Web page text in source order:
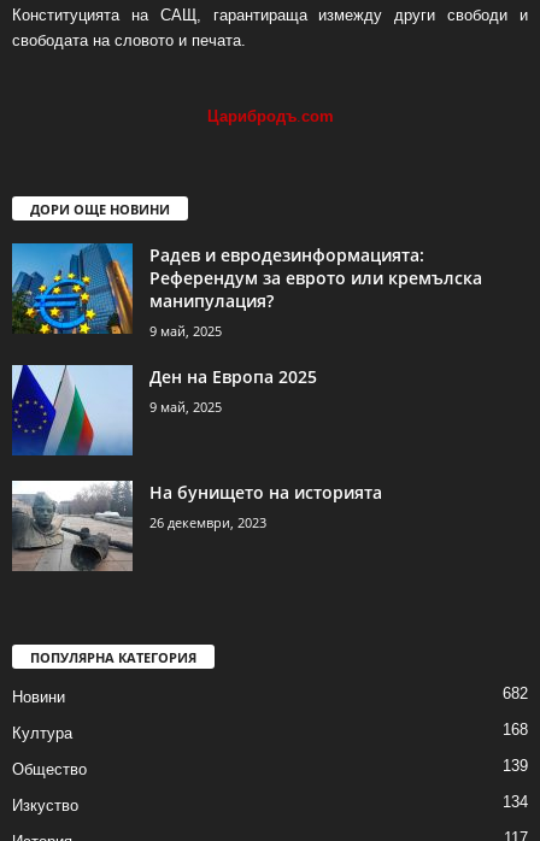
Конституцията на САЩ, гарантираща измежду други свободи и
свободата на словото и печата.
Царибродъ. com
ДОРИ ОЩЕ НОВИНИ
Радев и евродезинформацията:
Референдум за еврото или кремълска
манипулация?
9 май, 2025
Ден на Европа 2025
9 май, 2025
На бунището на историята
26 декември, 2023
ПОПУЛЯРНА КАТЕГОРИЯ
Новини 682
Култура 168
Общество 139
Изкуство 134